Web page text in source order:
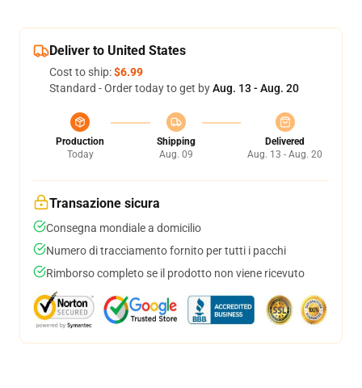
Deliver to United States
Cost to ship:$6.99
Standard - Order today to get byAug. 13 - Aug. 20
Production
Today
Shipping
Aug. 09
Delivered
Aug. 13 - Aug. 20
Transazione sicura
Consegna mondiale a domicilio
Numero di tracciamento fornito per tutti i pacchi
Rimborso completo se il prodotto non viene ricevuto